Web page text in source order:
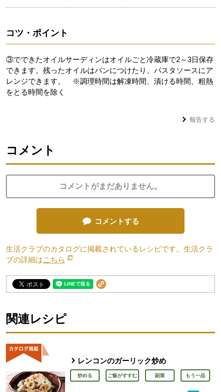
コツ・ポイント
③でできたオイルサーディンはオイルごと冷蔵庫で2～3日保存
できます。残ったオイルはパンにつけたり、パスタソースにア
レンジできます。 ※調理時間は解凍時間、漬ける時間、粗熱
をとる時間を除く
報告する
コメント
コメントがまだありません。
コメントする
生活クラブのカタログに掲載されているレシピです。生活クラ
ブの詳細はこちら 別のウィンドウで開きます。
関連レシピ
レンコンのガーリック炒め
炒める ご飯がすすむ 副菜 もう一品